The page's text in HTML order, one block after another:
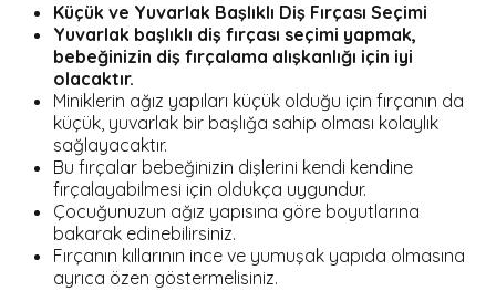
Küçük ve Yuvarlak Başlıklı Diş Fırçası Seçimi
Yuvarlak başlıklı diş fırçası seçimi yapmak,
bebeğinizin diş fırçalama alışkanlığı için iyi
olacaktır.
Miniklerin ağız yapıları küçük olduğu için fırçanın da
küçük, yuvarlak bir başlığa sahip olması kolaylık
sağlayacaktır.
Bu fırçalar bebeğinizin dişlerini kendi kendine
fırçalayabilmesi için oldukça uygundur.
Çocuğunuzun ağız yapısına göre boyutlarına
bakarak edinebilirsiniz.
Fırçanın kıllarının ince ve yumuşak yapıda olmasına
ayrıca özen göstermelisiniz.